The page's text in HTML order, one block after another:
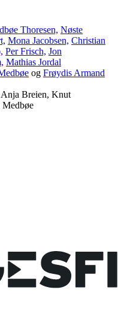
Thoresen, Nøste
Mona Jacobsen, Christian
Per Frisch, Jon
Mathias Jordal
og Frøydis Armand
Anja Breien, Knut